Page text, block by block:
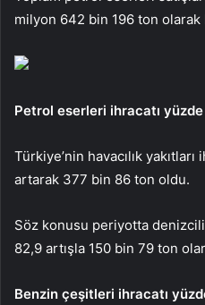
milyon 642 bin 196 ton olarak
Petrol eserleri ihracatı yüzde
Türkiye’nin havacılık
artarak 377 bin 86 ton oldu.
Söz konusu periyotta
82,9 artışla 150 bin 79 ton
Benzin çeşitleri ihracatı